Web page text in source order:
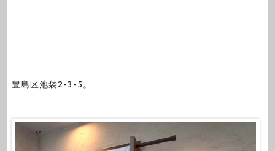
豊島区池袋2-3-5。